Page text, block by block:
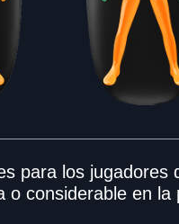
para los jugadores
o considerable en